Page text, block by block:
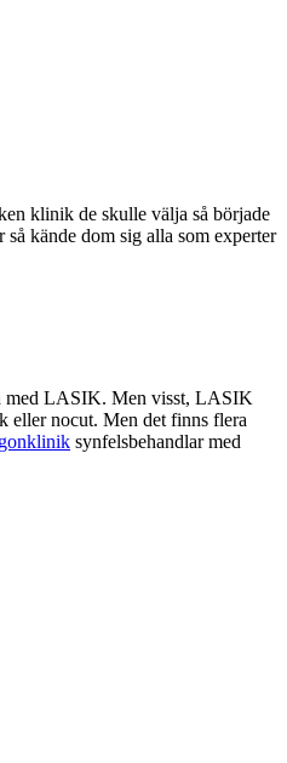
klinik de skulle välja så började
kände dom sig alla som experter
med LASIK. Men visst, LASIK
eller nocut. Men det finns flera
synfelsbehandlar med